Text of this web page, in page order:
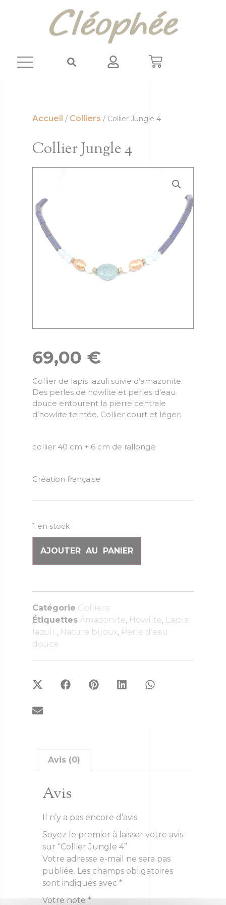
Accueil / Colliers / Collier Jungle 4
Collier Jungle 4
69,00 €
Collier de lapis lazuli suivie d’amazonite.
Des perles de howlite et perles d’eau
douce entourent la pierre centrale
d’howlite teintée. Collier court et léger.
collier 40 cm + 6 cm de rallonge
Création française
1 en stock
AJOUTER AU PANIER
Catégorie Colliers
Étiquettes Amazonite, Howlite, Lapis
lazuli , Nature bijoux, Perle d'eau
douce
Avis (0)
Avis
Il n’y a pas encore d’avis.
Soyez le premier à laisser votre avis
sur “Collier Jungle 4”
Votre adresse e-mail ne sera pas
publiée. Les champs obligatoires
sont indiqués avec *
Votre note*